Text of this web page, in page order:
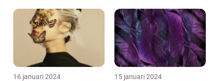
16 januari 2024 15 januari 2024